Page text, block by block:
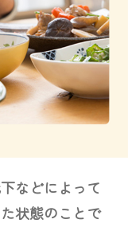
などによって
状態のことで